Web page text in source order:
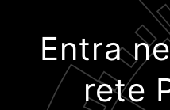
Entra
rete